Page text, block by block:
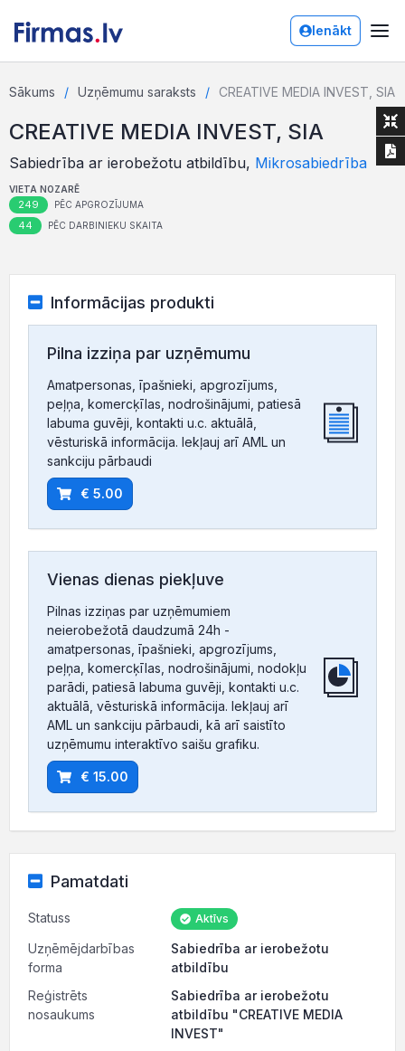
Ienākt
Sākums Uzņēmumu saraksts CREATIVE MEDIA INVEST, SIA
CREATIVE MEDIA INVEST, SIA
Sabiedrība ar ierobežotu atbildību, Mikrosabiedrība
VIETA NOZARĒ
249 PĒC APGROZĪJUMA
44 PĒC DARBINIEKU SKAITA
Informācijas produkti
Pilna izziņa par uzņēmumu
Amatpersonas, īpašnieki, apgrozījums,
peļņa, komercķīlas, nodrošinājumi, patiesā
labuma guvēji, kontakti u.c. aktuālā,
vēsturiskā informācija. Iekļauj arī AML un
sankciju pārbaudi
€ 5.00
Vienas dienas piekļuve
Pilnas izziņas par uzņēmumiem
neierobežotā daudzumā 24h -
amatpersonas, īpašnieki, apgrozījums,
peļņa, komercķīlas, nodrošinājumi, nodokļu
parādi, patiesā labuma guvēji, kontakti u.c.
aktuālā, vēsturiskā informācija. Iekļauj arī
AML un sankciju pārbaudi, kā arī saistīto
uzņēmumu interaktīvo saišu grafiku.
€ 15.00
Pamatdati
Statuss Aktīvs
Uzņēmējdarbības
forma
Sabiedrība ar ierobežotu
atbildību
Reģistrēts
nosaukums
Sabiedrība ar ierobežotu
atbildību "CREATIVE MEDIA
INVEST"